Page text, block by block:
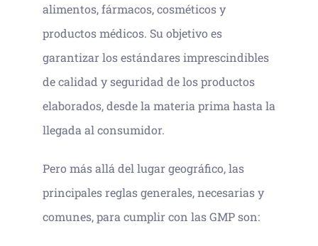
alimentos, fármacos, cosméticos y
productos médicos. Su objetivo es
garantizar los estándares imprescindibles
de calidad y seguridad de los productos
elaborados, desde la materia prima hasta la
llegada al consumidor.
Pero más allá del lugar geográfico, las
principales reglas generales, necesarias y
comunes, para cumplir con las GMP son: